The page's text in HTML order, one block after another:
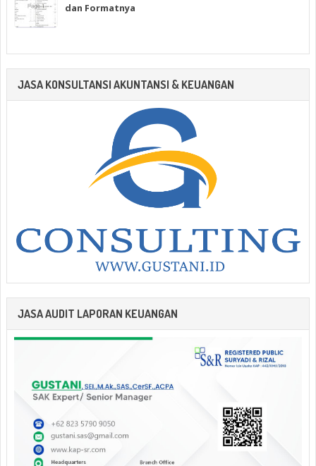
dan Formatnya
JASA KONSULTANSI AKUNTANSI & KEUANGAN
JASA AUDIT LAPORAN KEUANGAN